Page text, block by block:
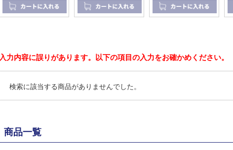
入力内容に誤りがあります。以下の項目の入力をお確かめください。
検索に該当する商品がありませんでした。
商品一覧